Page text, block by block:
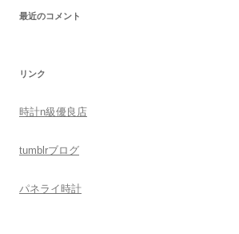
最近のコメント
リンク
時計n級優良店
tumblrブログ
パネライ時計